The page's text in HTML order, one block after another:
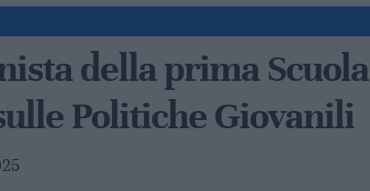
della prima Scuola
Politiche Giovanili